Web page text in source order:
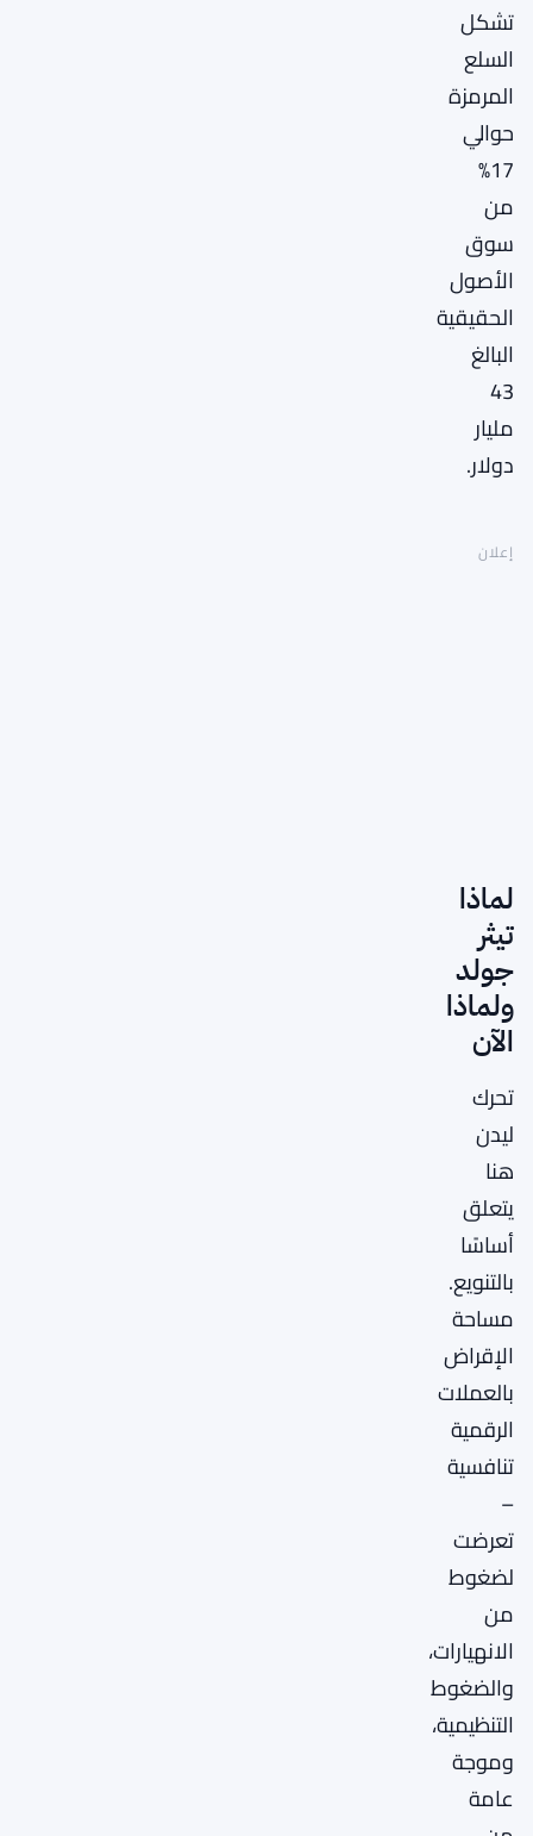
تشكل
السلع
المرمزة
حوالي
17%
من
سوق
الأصول
الحقيقية
البالغ
43
مليار
دولار.
إعلان
لماذا
تيثر
جولد
ولماذا
الآن
تحرك
ليدن
هنا
يتعلق
أساسًا
بالتنويع.
مساحة
الإقراض
بالعملات
الرقمية
تنافسية
–
تعرضت
لضغوط
من
الانهيارات،
والضغوط
التنظيمية،
وموجة
عامة